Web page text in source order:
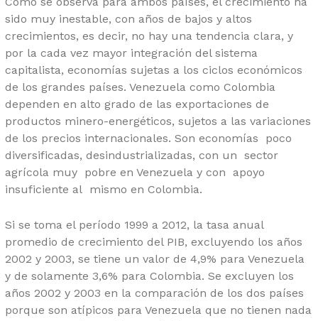
sido muy inestable, con años de bajos y altos
crecimientos, es decir, no hay una tendencia clara, y
por la cada vez mayor integración del sistema
capitalista, economías sujetas a los ciclos económicos
de los grandes países. Venezuela como Colombia
dependen en alto grado de las exportaciones de
productos minero-energéticos, sujetos a las variaciones
de los precios internacionales. Son economías poco
diversificadas, desindustrializadas, con un sector
agrícola muy pobre en Venezuela y con apoyo
insuficiente al mismo en Colombia.
Si se toma el período 1999 a 2012, la tasa anual
promedio de crecimiento del PIB, excluyendo los años
2002 y 2003, se tiene un valor de 4,9% para Venezuela
y de solamente 3,6% para Colombia. Se excluyen los
años 2002 y 2003 en la comparación de los dos países
porque son atípicos para Venezuela que no tienen nada